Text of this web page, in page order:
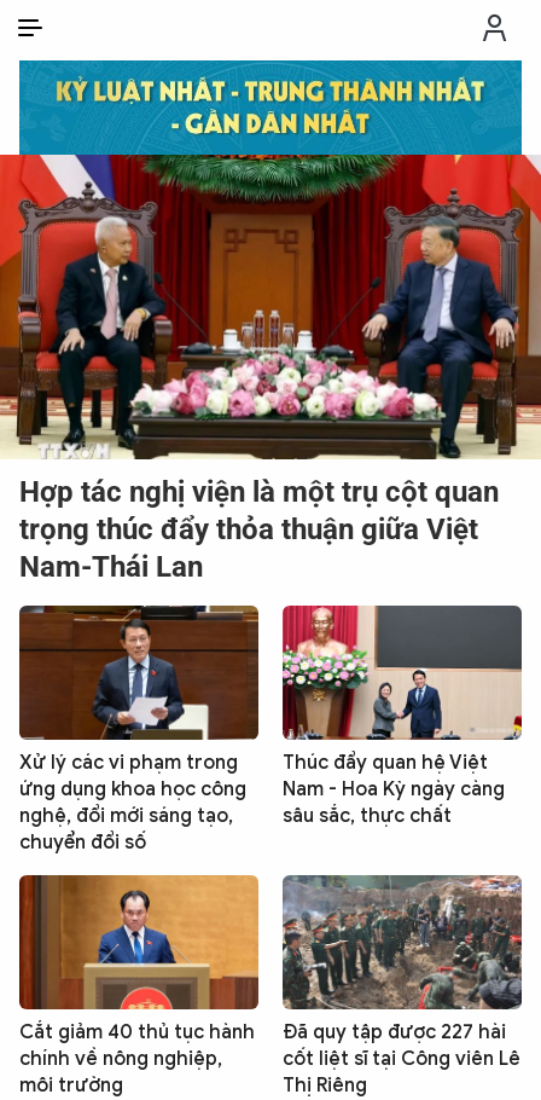
VI
EN
CHỐNG DIỄN BIẾN HÒA BÌNH
CÔNG AN TRONG LÒNG DÂN
XÃ HỘI
PHÁP LUẬT
CÔNG NGHỆ
QUỐC TẾ
VĂN HÓA - THỂ THAO
BẠN ĐỌC & CAND
ĐA PHƯƠNG TIỆN
eMagazine
Ảnh
Infographic
Chuyên trangAn ninh thế giớiVăn nghệ Công an
Chuyên đề
Hợp tác nghị viện là một trụ cột quan
trọng thúc đẩy thỏa thuận giữa Việt
Nam-Thái Lan
Xử lý các vi phạm trong
ứng dụng khoa học công
nghệ, đổi mới sáng tạo,
chuyển đổi số
Thúc đẩy quan hệ Việt
Nam - Hoa Kỳ ngày càng
sâu sắc, thực chất
Cắt giảm 40 thủ tục hành
chính về nông nghiệp,
môi trường
Đã quy tập được 227 hài
cốt liệt sĩ tại Công viên Lê
Thị Riêng